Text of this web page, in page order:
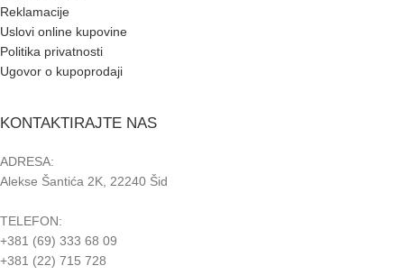
Reklamacije
Uslovi online kupovine
Politika privatnosti
Ugovor o kupoprodaji
KONTAKTIRAJTE NAS
ADRESA:
Alekse Šantića 2K, 22240 Šid
TELEFON:
+381 (69) 333 68 09
+381 (22) 715 728